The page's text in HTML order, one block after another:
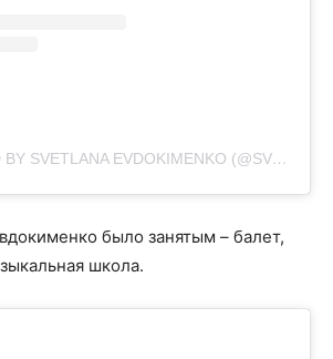
A POST SHARED BY SVETLANA EVDOKIMENKO (@SVETIKA)
было занятым – балет,
школа.